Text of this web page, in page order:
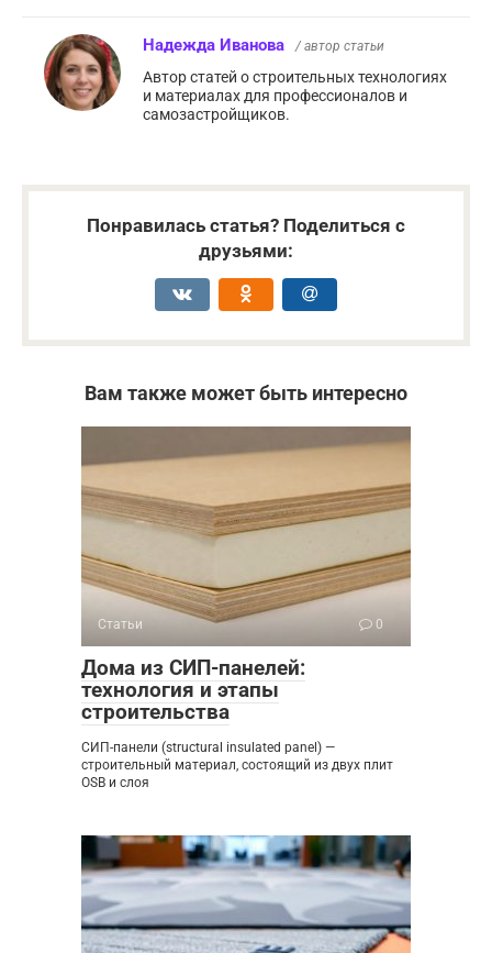
Надежда Иванова / автор статьи
Автор статей о строительных технологиях
и материалах для профессионалов и
самозастройщиков.
Понравилась статья? Поделиться с
друзьями:
Вам также может быть интересно
Статьи 0
Дома из СИП-панелей:
технология и этапы
строительства
СИП-панели (structural insulated panel) —
строительный материал, состоящий из двух плит
OSB и слоя